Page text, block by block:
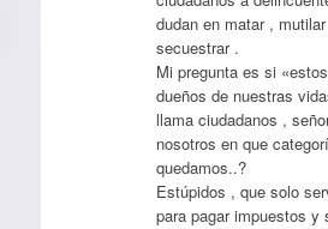
dudan en matar ,
secuestrar .
Mi pregunta es si
dueños de nuestras
llama ciudadanos ,
nosotros en que
quedamos..?
Estúpidos , que solo
para pagar impuestos y